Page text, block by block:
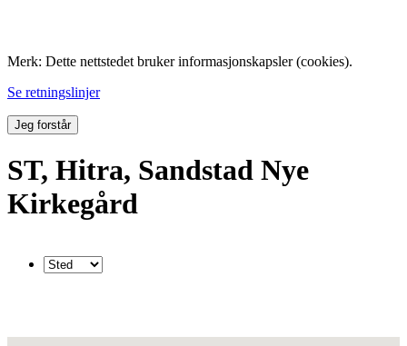
Merk: Dette nettstedet bruker informasjonskapsler (cookies).
Se retningslinjer
Jeg forstår
ST, Hitra, Sandstad Nye
Kirkegård